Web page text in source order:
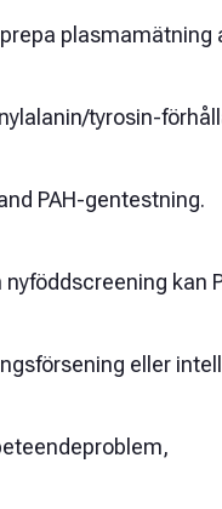
plasmamätning
tyrosin-
PAH-gentestning.
nyföddscreening kan
eller